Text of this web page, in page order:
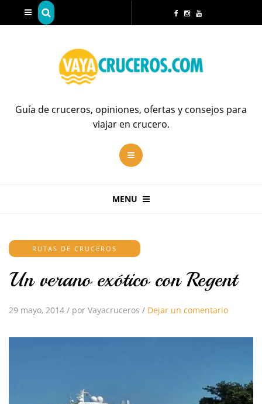
Guía de cruceros, opiniones, ofertas y consejos para
viajar en crucero.
MENU
RUTAS DE CRUCEROS
Un verano exótico con Regent
29 mayo, 2014 / por Vayacruceros / Dejar un comentario